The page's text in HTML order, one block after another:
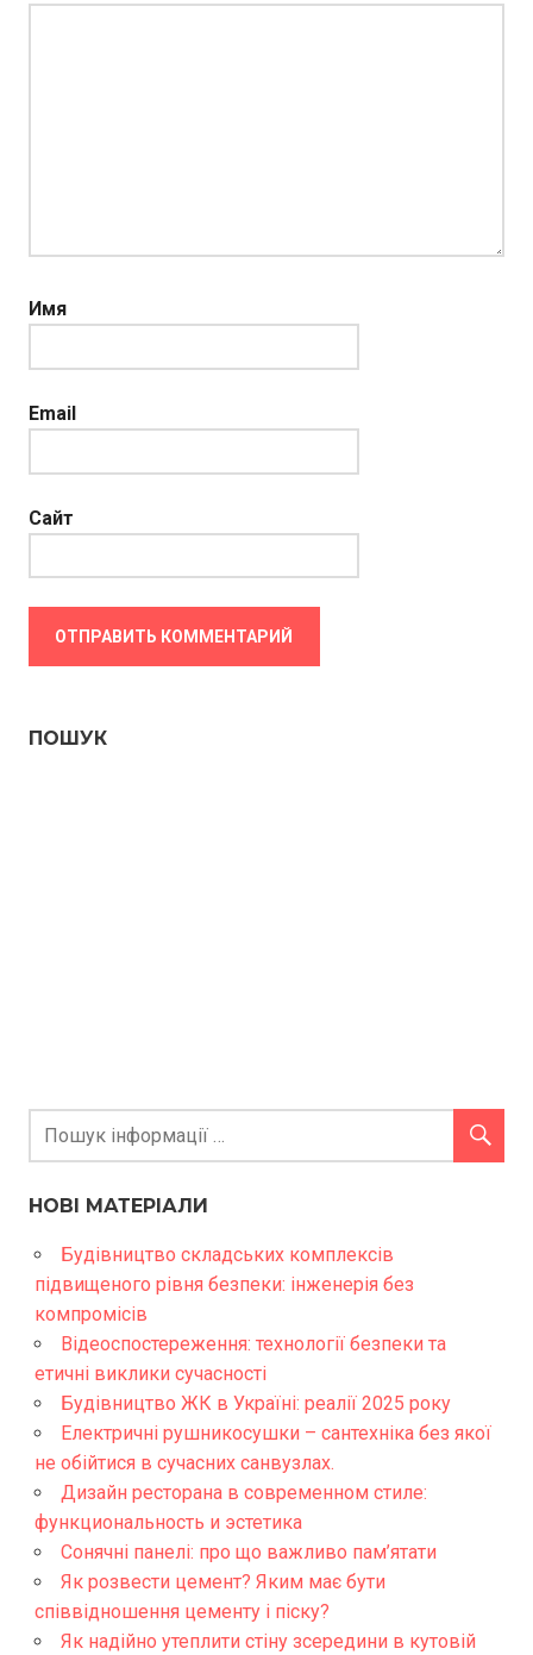
Имя
Email
Сайт
ПОШУК
НОВІ МАТЕРІАЛИ
Будівництво складських комплексів
підвищеного рівня безпеки: інженерія без
компромісів
Відеоспостереження: технології безпеки та
етичні виклики сучасності
Будівництво ЖК в Україні: реалії 2025 року
Електричні рушникосушки – сантехніка без якої
не обійтися в сучасних санвузлах.
Дизайн ресторана в современном стиле:
функциональность и эстетика
Сонячні панелі: про що важливо пам’ятати
Як розвести цемент? Яким має бути
співвідношення цементу і піску?
Як надійно утеплити стіну зсередини в кутовій